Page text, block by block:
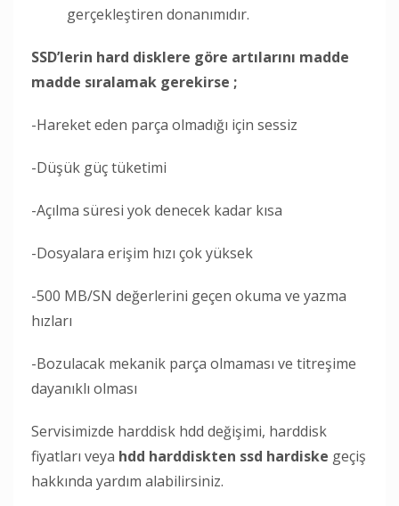
gerçekleştiren donanımıdır.
SSD’lerin hard disklere göre artılarını madde
madde sıralamak gerekirse ;
-Hareket eden parça olmadığı için sessiz
-Düşük güç tüketimi
-Açılma süresi yok denecek kadar kısa
-Dosyalara erişim hızı çok yüksek
-500 MB/SN değerlerini geçen okuma ve yazma
hızları
-Bozulacak mekanik parça olmaması ve titreşime
dayanıklı olması
Servisimizde harddisk hdd değişimi, harddisk
fiyatları veya hdd harddiskten ssd hardiske geçiş
hakkında yardım alabilirsiniz.